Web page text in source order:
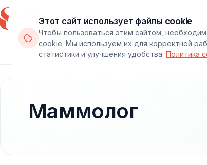
Департаменты Врачи
Маммолог
Этот сайт использует файлы cookie
Чтобы пользоваться этим сайтом,
cookie. Мы используем их для корректной
статистики и улучшения удобства.Политика